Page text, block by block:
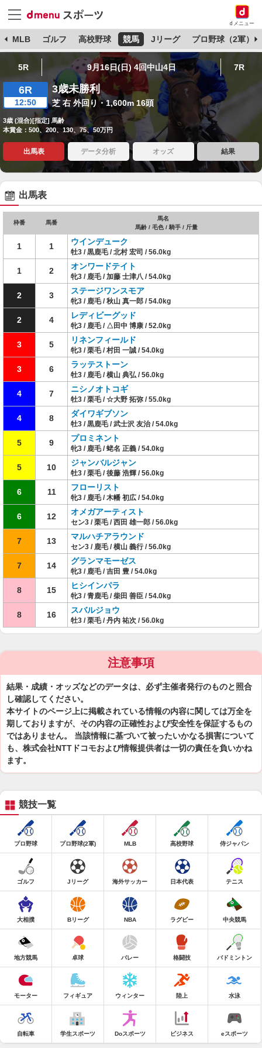
dメニュー
MLB ゴルフ 高校野球 競馬 Jリーグ プロ野球（2軍）
5R 9月16日(日) 4回中山4日 7R
6R
12:50
3歳未勝利
芝 右 外回り・1,600m 16頭
3歳 (混合)[指定] 馬齢
本賞金：500、200、130、75、50万円
出馬表 データ分析 オッズ 結果
出馬表
枠番 馬番
馬名
馬齢 / 毛色 / 騎手 / 斤量
1 1 ウインデューク
牡3 / 黒鹿毛 / 北村 宏司 / 56.0kg
1 2 オンワードテイト
牝3 / 鹿毛 / 加藤 士津八 / 54.0kg
2 3 ステージワンスモア
牝3 / 鹿毛 / 秋山 真一郎 / 54.0kg
2 4 レディビーグッド
牝3 / 鹿毛 / △田中 博康 / 52.0kg
3 5 リネンフィールド
牝3 / 栗毛 / 村田 一誠 / 54.0kg
3 6 ラッテストーン
牡3 / 鹿毛 / 横山 典弘 / 56.0kg
4 7 ニシノオトコギ
牡3 / 栗毛 / ☆大野 拓弥 / 55.0kg
4 8 ダイワギブソン
牡3 / 黒鹿毛 / 武士沢 友治 / 54.0kg
5 9 プロミネント
牝3 / 鹿毛 / 蛯名 正義 / 54.0kg
5 10 ジャンバルジャン
牡3 / 栗毛 / 後藤 浩輝 / 56.0kg
6 11 フローリスト
牝3 / 鹿毛 / 木幡 初広 / 54.0kg
6 12 オメガアーティスト
セン3 / 栗毛 / 西田 雄一郎 / 56.0kg
7 13 マルハチアラウンド
セン3 / 鹿毛 / 横山 義行 / 56.0kg
7 14 グランマモーゼス
牝3 / 鹿毛 / 吉田 豊 / 54.0kg
8 15 ヒシインパラ
牝3 / 青鹿毛 / 柴田 善臣 / 54.0kg
8 16 スバルジョウ
牡3 / 栗毛 / 丹内 祐次 / 56.0kg
注意事項
結果・成績・オッズなどのデータは、必ず主催者発行のものと照合
し確認してください。
本サイトのページ上に掲載されている情報の内容に関しては万全を
期しておりますが、その内容の正確性および安全性を保証するもの
ではありません。 当該情報に基づいて被ったいかなる損害について
も、株式会社NTTドコモおよび情報提供者は一切の責任を負いかね
ます。
競技一覧
プロ野球 プロ野球(2軍) MLB 高校野球 侍ジャパン
ゴルフ Jリーグ 海外サッカー 日本代表 テニス
大相撲 Bリーグ NBA ラグビー 中央競馬
地方競馬 卓球 バレー 格闘技 バドミントン
モーター フィギュア ウィンター 陸上 水泳
自転車 学生スポーツ Doスポーツ ビジネス eスポーツ